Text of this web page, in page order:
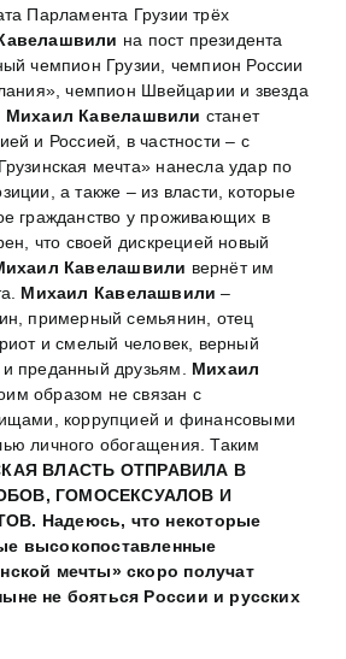
Парламента Грузии трёх
на пост президента
чемпион Грузии, чемпион России
чемпион Швейцарии и звезда
Михаил Кавелашвили станет
и Россией, в частности – с
мечта» нанесла удар по
а также – из власти, которые
гражданство у проживающих в
что своей дискрецией новый
Кавелашвили вернёт им
Михаил Кавелашвили –
примерный семьянин, отец
и смелый человек, верный
преданный друзьям. Михаил
образом не связан с
коррупцией и финансовыми
личного обогащения. Таким
ВЛАСТЬ ОТПРАВИЛА В
ГОМОСЕКСУАЛОВ И
Надеюсь, что некоторые
высокопоставленные
мечты» скоро получат
не бояться России и русских